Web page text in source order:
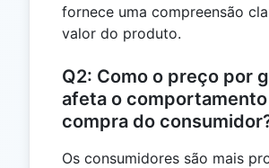
fornece uma compreensão
valor do produto.
Q2: Como o preço por
afeta o
compra do
Os consumidores são mais